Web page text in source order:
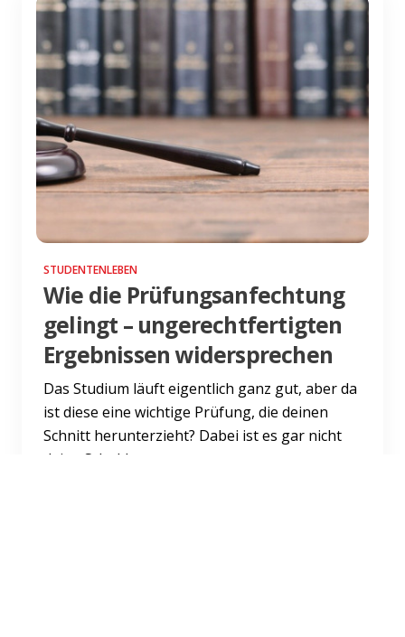
STUDENTENLEBEN
Wie die Prüfungsanfechtung
gelingt – ungerechtfertigten
Ergebnissen widersprechen
Das Studium läuft eigentlich ganz gut, aber da
ist diese eine wichtige Prüfung, die deinen
Schnitt herunterzieht? Dabei ist es gar nicht
deine Schuld,...